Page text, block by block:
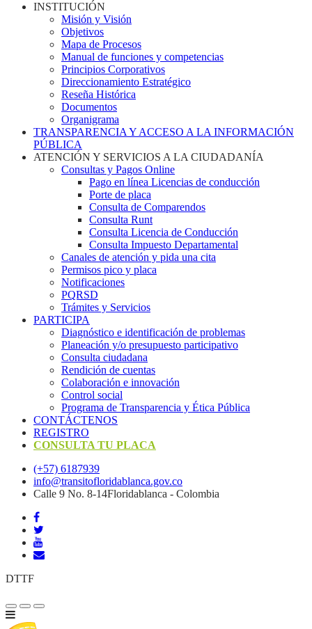
INSTITUCIÓN
Misión y Visión
Objetivos
Mapa de Procesos
Manual de funciones y competencias
Principios Corporativos
Direccionamiento Estratégico
Reseña Histórica
Documentos
Organigrama
TRANSPARENCIA Y ACCESO A LA INFORMACIÓN
PÚBLICA
ATENCIÓN Y SERVICIOS A LA CIUDADANÍA
Consultas y Pagos Online
Pago en línea Licencias de conducción
Porte de placa
Consulta de Comparendos
Consulta Runt
Consulta Licencia de Conducción
Consulta Impuesto Departamental
Canales de atención y pida una cita
Permisos pico y placa
Notificaciones
PQRSD
Trámites y Servicios
PARTICIPA
Diagnóstico e identificación de problemas
Planeación y/o presupuesto participativo​
Consulta ciudadana
Rendición de cuentas
Colaboración e innovación
Control social
Programa de Transparencia y Ética Pública
CONTÁCTENOS
REGISTRO
CONSULTA TU PLACA
(+57) 6187939
info@transitofloridablanca.gov.co
Calle 9 No. 8-14Floridablanca - Colombia
DTTF